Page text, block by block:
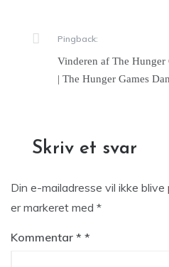
Pingback:
Vinderen af The Hunger
| The Hunger Games
Skriv et svar
Din e-mailadresse vil ikke blive
er markeret med *
Kommentar *